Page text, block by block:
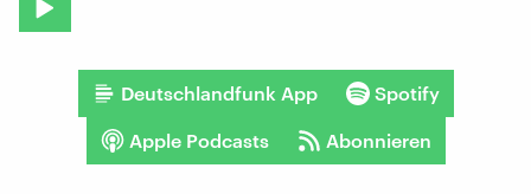
Deutschlandfunk App Spotify
Apple Podcasts Abonnieren